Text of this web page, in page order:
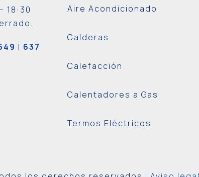
18:30
| 637
Aire Acondicionado
Calderas
Calefacción
Calentadores a Gas
Termos Eléctricos